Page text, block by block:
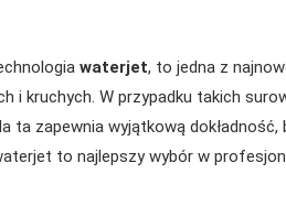
waterjet, to jedna z
i kruchych. W przypadku takich
ta zapewnia wyjątkową
to najlepszy wybór w